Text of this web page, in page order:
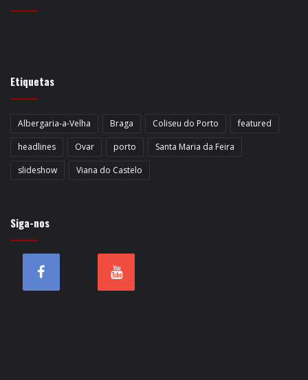
Etiquetas
Albergaria-a-Velha Braga Coliseu do Porto
featured
headlines
Ovar porto
Santa Maria da Feira
slideshow
Viana do Castelo
Siga-nos